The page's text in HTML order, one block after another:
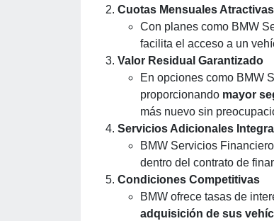
Cuotas Mensuales Atractivas
Con planes como BMW
facilita el acceso a un
Valor Residual Garantizado
En opciones como BMW
proporcionando mayor
más nuevo sin
Servicios Adicionales
BMW Servicios
dentro del contrato de
Condiciones Competitivas
BMW ofrece tasas de
adquisición de sus